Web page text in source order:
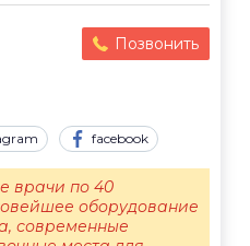
Позвонить
facebook
врачи по 40
оборудование
современные